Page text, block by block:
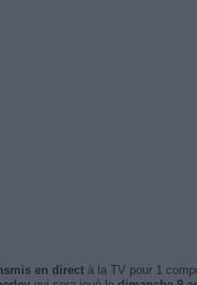
en directà la TV pour 1